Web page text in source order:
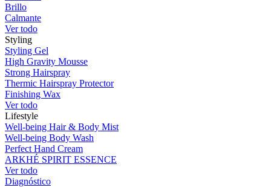
Brillo
Calmante
Ver todo
Styling
Styling Gel
High Gravity Mousse
Strong Hairspray
Thermic Hairspray Protector
Finishing Wax
Ver todo
Lifestyle
Well-being Hair & Body Mist
Well-being Body Wash
Perfect Hand Cream
ARKHÉ SPIRIT ESSENCE
Ver todo
Diagnóstico